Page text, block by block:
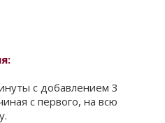
с добавлением 3
с первого, на всю